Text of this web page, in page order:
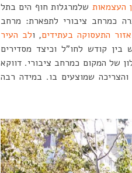
העצמאות שלמרגלות חוף הים בתל
כמרחב ציבורי לתפארת: מרחב
אזור התעסוקה בעתידים, ולב העיר
קודש לחו”ל וכיצד מסדירים
של המקום כמרחב ציבורי. דווקא
שמוצעים בו. במידה רבה